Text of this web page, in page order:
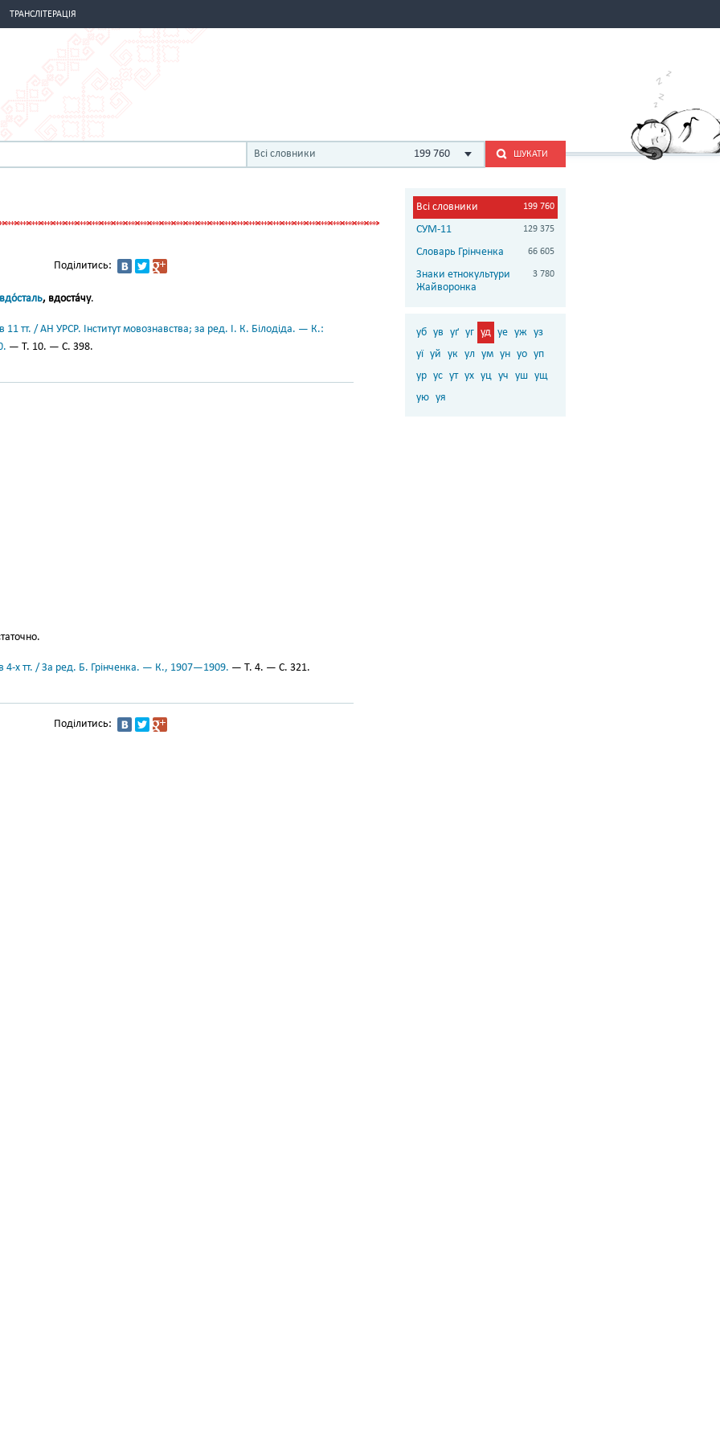
ТРАНСЛІТЕРАЦІЯ
Всі словники 199 760 ШУКАТИ
Поділитись:
вдо́сталь, вдоста́чу.
11 тт. / АН УРСР. Інститут мовознавства; за ред. І. К. Білодіда. — К.:
— Т. 10. — С. 398.
4-х тт. / За ред. Б. Грінченка. — К., 1907—1909. — Т. 4. — С. 321.
Поділитись:
Всі словники 199 760
СУМ-11 129 375
Словарь Грінченка 66 605
Знаки етнокультури
Жайворонка
3 780
уб ув уґ уг уд уе уж уз
уї уй ук ул ум ун уо уп
ур ус ут ух уц уч уш ущ
ую уя